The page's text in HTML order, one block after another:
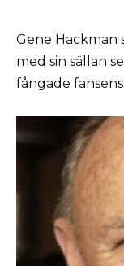
Gene Hackman
med sin sällan
fångade